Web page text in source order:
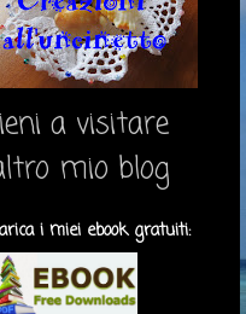
a visitare
mio blog
i miei ebook gratuiti: